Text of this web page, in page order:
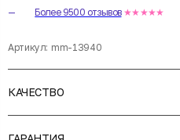
Более 9500 отзывов ★★★★★
Артикул: mm-13940
КАЧЕСТВО